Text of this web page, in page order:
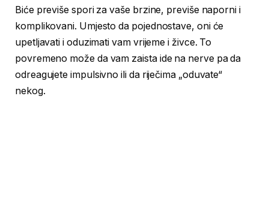
Biće previše spori za vaše brzine, previše naporni i
komplikovani. Umjesto da pojednostave, oni će
upetljavati i oduzimati vam vrijeme i živce. To
povremeno može da vam zaista ide na nerve pa da
odreagujete impulsivno ili da riječima „oduvate“
nekog.